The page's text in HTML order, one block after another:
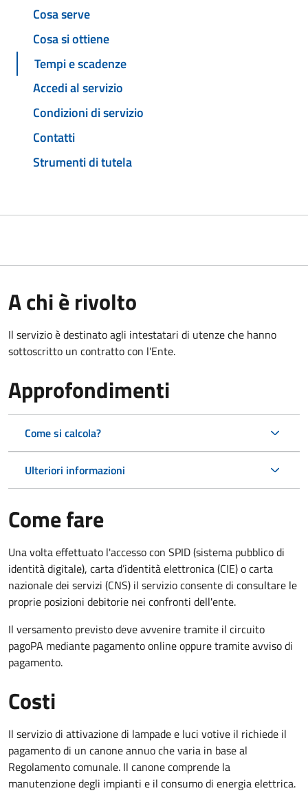
Cosa serve
Cosa si ottiene
Tempi e scadenze
Accedi al servizio
Condizioni di servizio
Contatti
Strumenti di tutela
A chi è rivolto
Il servizio è destinato agli intestatari di utenze che hanno
sottoscritto un contratto con l'Ente.
Approfondimenti
Come si calcola?
Ulteriori informazioni
Come fare
Una volta effettuato l'accesso con SPID (sistema pubblico di
identità digitale), carta d’identità elettronica (CIE) o carta
nazionale dei servizi (CNS) il servizio consente di consultare le
proprie posizioni debitorie nei confronti dell'ente.
Il versamento previsto deve avvenire tramite il circuito
pagoPA mediante pagamento online oppure tramite avviso di
pagamento.
Costi
Il servizio di attivazione di lampade e luci votive il richiede il
pagamento di un canone annuo che varia in base al
Regolamento comunale. Il canone comprende la
manutenzione degli impianti e il consumo di energia elettrica.